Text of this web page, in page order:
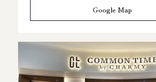
Google Map